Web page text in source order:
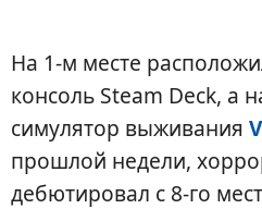
На 1-м месте
консоль Steam Deck, а
симулятор выживания
прошлой недели,
дебютировал с 8-го